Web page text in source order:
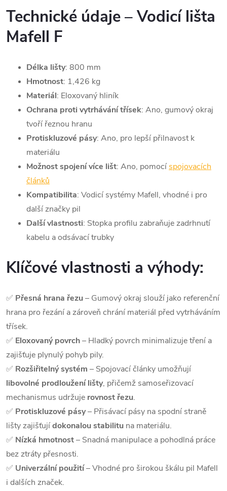
Technické údaje – Vodicí lišta
Mafell F
Délka lišty: 800 mm
Hmotnost: 1,426 kg
Materiál: Eloxovaný hliník
Ochrana proti vytrhávání třísek: Ano, gumový okraj
tvoří řeznou hranu
Protiskluzové pásy: Ano, pro lepší přilnavost k
materiálu
Možnost spojení více lišt: Ano, pomocí spojovacích
článků
Kompatibilita: Vodicí systémy Mafell, vhodné i pro
další značky pil
Další vlastnosti: Stopka profilu zabraňuje zadrhnutí
kabelu a odsávací trubky
Klíčové vlastnosti a výhody:
✅ Přesná hrana řezu– Gumový okraj slouží jako referenční
hrana pro řezání a zároveň chrání materiál před vytrháváním
třísek.
✅ Eloxovaný povrch– Hladký povrch minimalizuje tření a
zajišťuje plynulý pohyb pily.
✅ Rozšiřitelný systém – Spojovací články umožňují
libovolné prodloužení lišty, přičemž samoseřizovací
mechanismus udržuje rovnost řezu.
✅ Protiskluzové pásy– Přisávací pásy na spodní straně
lišty zajišťujídokonalou stabilitu na materiálu.
✅ Nízká hmotnost– Snadná manipulace a pohodlná práce
bez ztráty přesnosti.
✅ Univerzální použití– Vhodné pro širokou škálu pil Mafell
i dalších značek.